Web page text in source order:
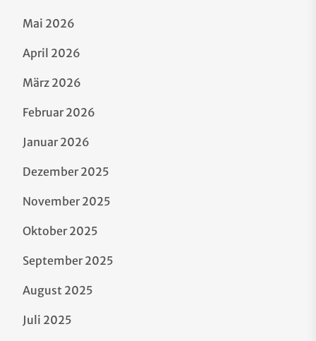
Mai 2026
April 2026
März 2026
Februar 2026
Januar 2026
Dezember 2025
November 2025
Oktober 2025
September 2025
August 2025
Juli 2025